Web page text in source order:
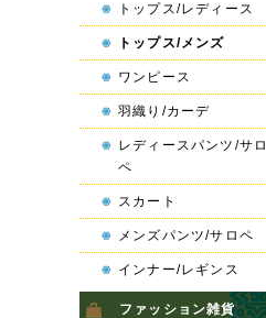
トップス/レディース
トップス/メンズ
ワンピース
羽織り/カーデ
レディースパンツ/サロ
ペ
スカート
メンズパンツ/サロペ
インナー/レギンス
ファッション雑貨